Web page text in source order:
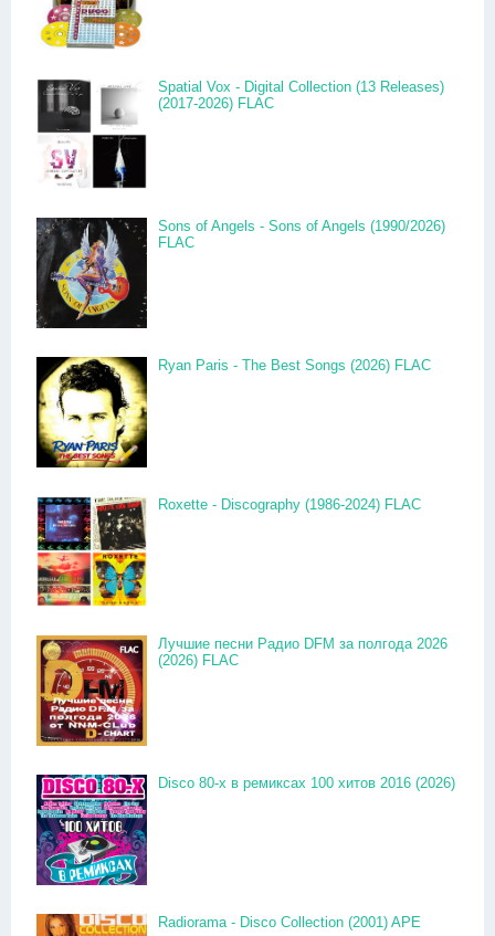
Spatial Vox - Digital Collection (13 Releases)
(2017-2026) FLAC
Sons of Angels - Sons of Angels (1990/2026)
FLAC
Ryan Paris - The Best Songs (2026) FLAC
Roxette - Discography (1986-2024) FLAC
Лучшие песни Радио DFM за полгода 2026
(2026) FLAC
Disco 80-x в ремиксах 100 хитов 2016 (2026)
Radiorama - Disco Collection (2001) APE